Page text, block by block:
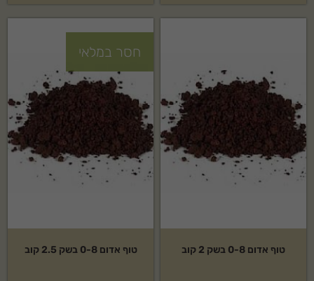
טוף אדום 0-8 בשק 2 קוב
חסר במלאי
טוף אדום 0-8 בשק 2.5 קוב